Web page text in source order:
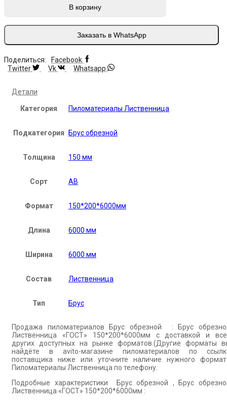
В корзину
Заказать в WhatsApp
Поделиться:
Facebook
Twitter
Vk Whatsapp
Детали
Категория Пиломатериалы Лиственница
Подкатегория Брус обрезной
Толщина 150 мм
Сорт АВ
Формат 150*200*6000мм
Длина 6000 мм
Ширина 6000 мм
Состав Лиственница
Тип Брус
Продажа пиломатериалов Брус обрезной : Брус
Лиственница «ГОСТ» 150*200*6000мм с доставкой и
других доступных на рынке форматов.(Другие форматы
найдёте в avito-магазине пиломатериалов по
поставщика ниже или уточните наличие нужного
Пиломатериалы Лиственница по телефону.
Подробные характеристики Брус обрезной , Брус
Лиственница «ГОСТ» 150*200*6000мм :